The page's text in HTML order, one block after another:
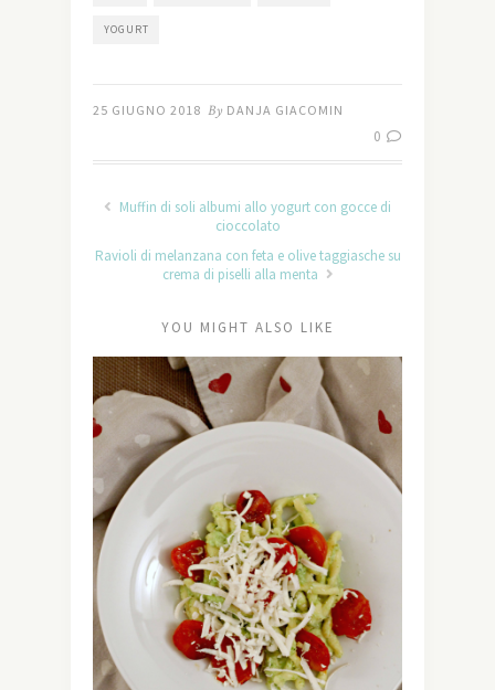
YOGURT
25 GIUGNO 2018 By DANJA GIACOMIN
0
Muffin di soli albumi allo yogurt con gocce di
cioccolato
Ravioli di melanzana con feta e olive taggiasche su
crema di piselli alla menta
YOU MIGHT ALSO LIKE